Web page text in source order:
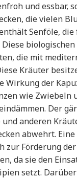
und essbar,
die vielen
Senföle,
die mit
Kräuter
Wirkung der
wie Zwiebeln
Der
und anderen
abwehrt.
zur Förderung
da sie den
setzt.